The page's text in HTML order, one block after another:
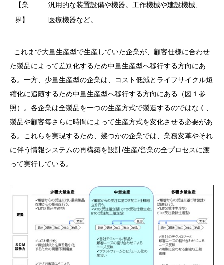
【業
界】
汎用的な装置設備や機器。工作機械や建設機械、
医療機器など。
これまで大量生産型で生産していた企業が、顧客仕様に合わせ
た製品によって差別化するため中量生産型へ移行する方向にあ
る。一方、少量生産型の企業は、コスト低減とライフサイクル短
縮化に追随するため中量生産型へ移行する方向にある（図１参
照）。各企業は全製品を一つの生産方式で製造するのではなく、
製品や顧客毎さらに時間によって生産方式を変化させる必要があ
る。これらを実現するため、幾つかの企業では、業務変革やそれ
に伴う情報システムの再構築を設計/生産/営業の全プロセスに渡
って実行している。